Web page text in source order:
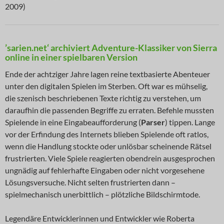
2009)
’sarien.net‘ archiviert Adventure-Klassiker von Sierra
online in einer spielbaren Version
Ende der achtziger Jahre lagen reine textbasierte Abenteuer
unter den digitalen Spielen im Sterben. Oft war es mühselig,
die szenisch beschriebenen Texte richtig zu verstehen, um
daraufhin die passenden Begriffe zu erraten. Befehle mussten
Spielende in eine Eingabeaufforderung (Parser) tippen. Lange
vor der Erfindung des Internets blieben Spielende oft ratlos,
wenn die Handlung stockte oder unlösbar scheinende Rätsel
frustrierten. Viele Spiele reagierten obendrein ausgesprochen
ungnädig auf fehlerhafte Eingaben oder nicht vorgesehene
Lösungsversuche. Nicht selten frustrierten dann –
spielmechanisch unerbittlich – plötzliche Bildschirmtode.
Legendäre Entwicklerinnen und Entwickler wie Roberta